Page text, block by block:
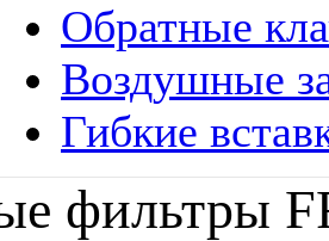
Обратные
Воздушные
Гибкие
фильтры